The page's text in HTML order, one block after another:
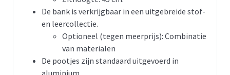
De bank is verkrijgbaar in een uitgebreide stof-
en leercollectie.
Optioneel (tegen meerprijs): Combinatie
van materialen
De pootjes zijn standaard uitgevoerd in